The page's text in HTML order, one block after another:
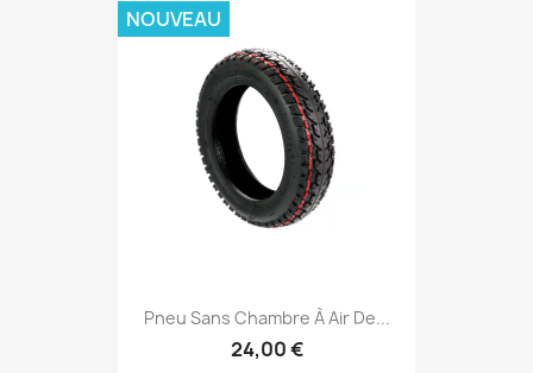
Pneu Sans Chambre À Air De...
24,00 €
NOUVEAU